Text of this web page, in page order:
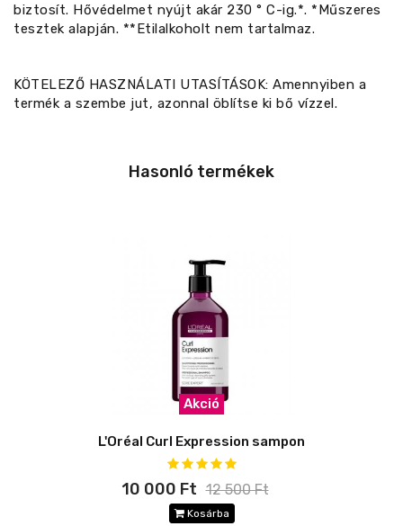
biztosít. Hővédelmet nyújt akár 230 ° C-ig.*. *Műszeres
tesztek alapján. **Etilalkoholt nem tartalmaz.
KÖTELEZŐ HASZNÁLATI UTASÍTÁSOK: Amennyiben a
termék a szembe jut, azonnal öblítse ki bő vízzel.
Hasonló termékek
Akció
L'Oréal Curl Expression sampon
10 000 Ft 12 500 Ft
Kosárba